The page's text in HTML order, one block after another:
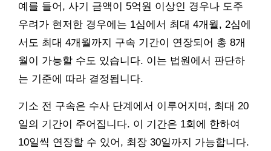
예를 들어, 사기 금액이 5억원 이상인 경우나 도주
우려가 현저한 경우에는 1심에서 최대 4개월, 2심에
서도 최대 4개월까지 구속 기간이 연장되어 총 8개
월이 가능할 수도 있습니다. 이는 법원에서 판단하
는 기준에 따라 결정됩니다.
기소 전 구속은 수사 단계에서 이루어지며, 최대 20
일의 기간이 주어집니다. 이 기간은 1회에 한하여
10일씩 연장할 수 있어, 최장 30일까지 가능합니다.